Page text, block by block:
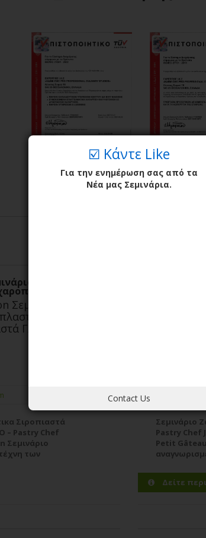
MasterClass
Σεμινάριο
Ανατολίτικα
Γλυκά
Σιροπιαστά
– Pastry Chef
Σεμινάριο
των
Σεμινάριο
Pastry Chef
Petit
Tan σε ένα
Δείτε
☑️ Κάντε Like
Για την ενημέρωση σας από τα
Νέα μας Σεμινάρια.
Contact Us